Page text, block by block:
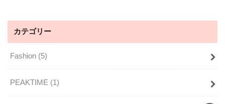
カテゴリー
Fashion (5)
PEAKTIME (1)